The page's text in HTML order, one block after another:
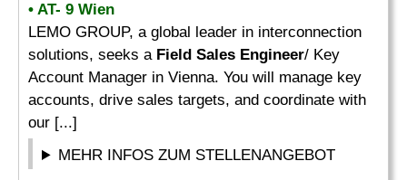
• AT- 9 Wien
LEMO GROUP, a global leader in interconnection
solutions, seeks a Field Sales Engineer/ Key
Account Manager in Vienna. You will manage key
accounts, drive sales targets, and coordinate with
our [...]
MEHR INFOS ZUM STELLENANGEBOT